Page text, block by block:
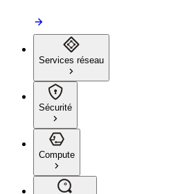
Services réseau
Sécurité
Compute